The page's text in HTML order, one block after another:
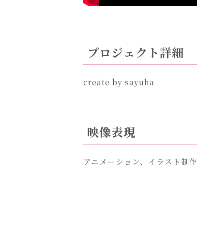
プロジェクト詳細
create by sayuha
映像表現
アニメーション、イラスト制作